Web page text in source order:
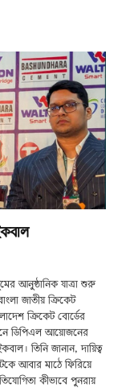
আনুষ্ঠানিক যাত্রা শুরু
জাতীয় ক্রিকেট
ক্রিকেট বোর্ডের
ডিপিএল আয়োজনের
তিনি জানান, দায়িত্ব
আবার মাঠে ফিরিয়ে
কীভাবে পুনরায়